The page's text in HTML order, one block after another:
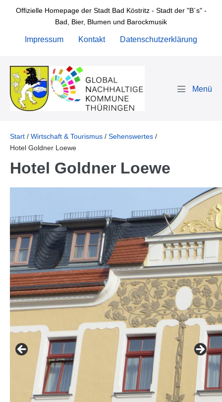
Offizielle Homepage der Stadt Bad Köstritz - Stadt der "B´s" -
Bad, Bier, Blumen und Barockmusik
Impressum Kontakt Datenschutzerklärung
Menü-
Start / Wirtschaft & Tourismus / Sehenswertes /
Hotel Goldner Loewe
Hotel Goldner Loewe